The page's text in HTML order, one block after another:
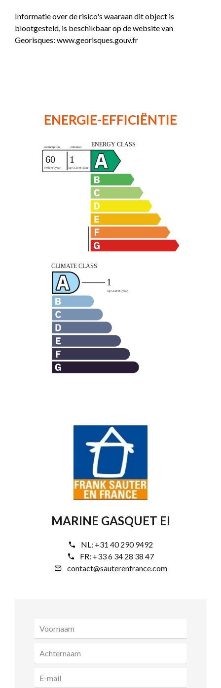
Informatie over de risico's waaraan dit object is
blootgesteld, is beschikbaar op de website van
Georisques: www.georisques.gouv.fr
ENERGIE-EFFICIËNTIE
MARINE GASQUET EI
NL: +31 40 290 9492
FR: +33 6 34 28 38 47
contact@sauterenfrance.com